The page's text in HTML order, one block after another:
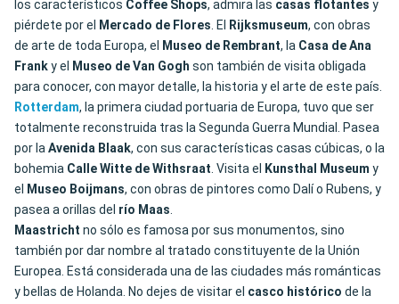
los característicos Coffee Shops, admira las casas flotantes y
piérdete por el
Mercado de Flores. El Rijksmuseum, con obras
de arte de toda Europa, el
Museo de Rembrant, la Casa de Ana
Franky el Museo de Van Gogh son también de visita obligada
para conocer, con mayor detalle, la historia y el arte de este país.
Rotterdam, la primera ciudad portuaria de Europa, tuvo que ser
totalmente reconstruida tras la Segunda Guerra Mundial. Pasea
por laAvenida Blaak, con sus características casas cúbicas, o la
bohemia Calle Witte de Withsraat. Visita el Kunsthal Museum y
el
Museo Boijmans, con obras de pintores como Dalí o Rubens, y
pasea a orillas del río Maas.
Maastricht no sólo es famosa por sus monumentos, sino
también por dar nombre al tratado constituyente de la Unión
Europea. Está considerada una de las ciudades más románticas
y bellas de Holanda. No dejes de visitar el casco histórico de la